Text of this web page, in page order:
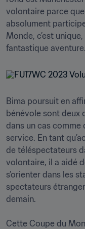
volontaire parce
absolument
Monde, c’est
fantastique
Bima poursuit en
bénévole sont deux
dans un cas comme
service. En tant
de téléspectateurs
volontaire, il a aidé
s’orienter dans les
spectateurs
demain.
Cette Coupe du